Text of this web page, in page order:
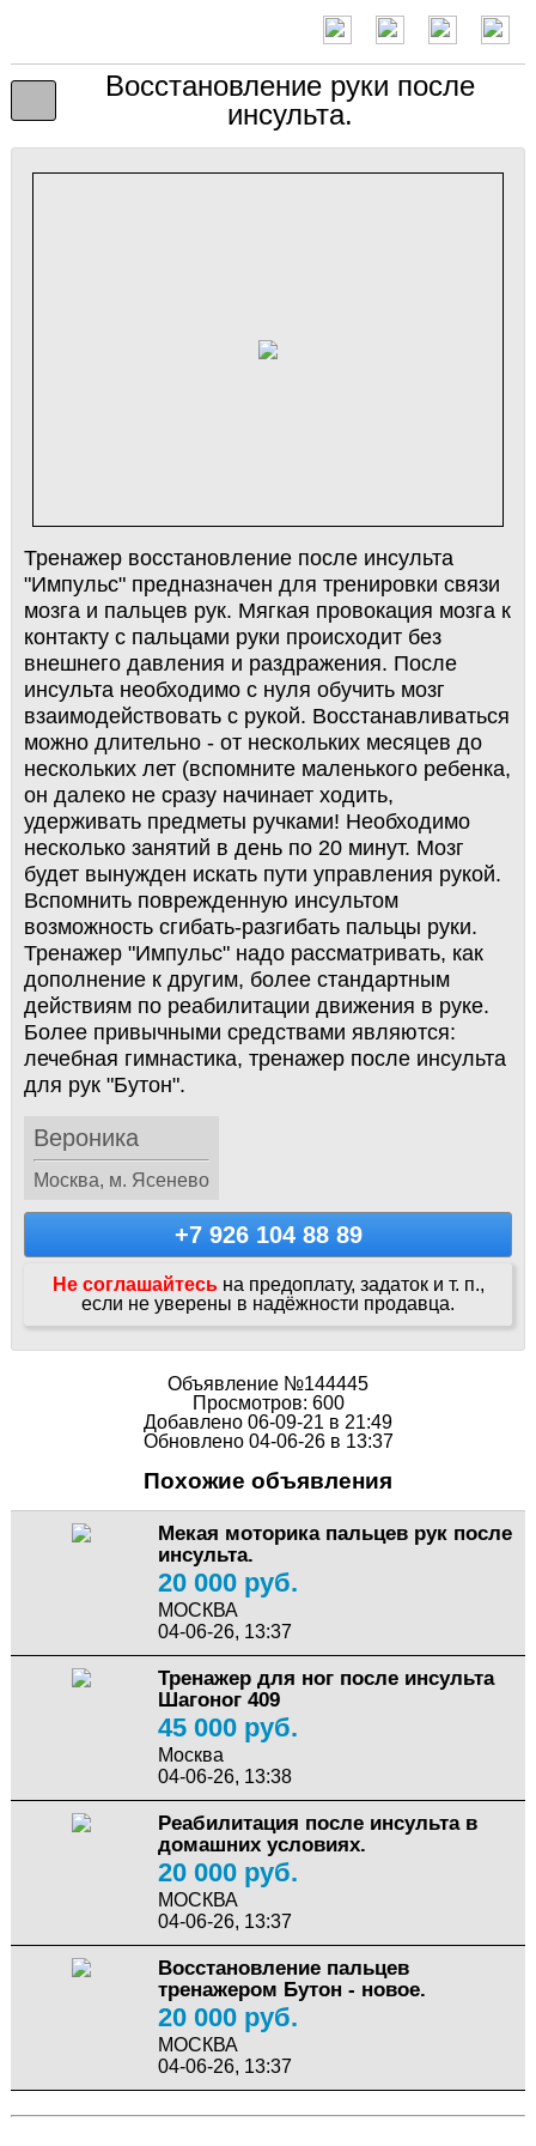
Восстановление руки после
инсульта.
Тренажер восстановление после инсульта
"Импульс" предназначен для тренировки связи
мозга и пальцев рук. Мягкая провокация мозга к
контакту с пальцами руки происходит без
внешнего давления и раздражения. После
инсульта необходимо с нуля обучить мозг
взаимодействовать с рукой. Восстанавливаться
можно длительно - от нескольких месяцев до
нескольких лет (вспомните маленького ребенка,
он далеко не сразу начинает ходить,
удерживать предметы ручками! Необходимо
несколько занятий в день по 20 минут. Мозг
будет вынужден искать пути управления рукой.
Вспомнить поврежденную инсультом
возможность сгибать-разгибать пальцы руки.
Тренажер "Импульс" надо рассматривать, как
дополнение к другим, более стандартным
действиям по реабилитации движения в руке.
Более привычными средствами являются:
лечебная гимнастика, тренажер после инсульта
для рук "Бутон".
Вероника
Москва, м. Ясенево
+7 926 104 88 89
Не соглашайтесь на предоплату, задаток и т. п.,
если не уверены в надёжности продавца.
Объявление №144445
Просмотров: 600
Добавлено 06-09-21 в 21:49
Обновлено 04-06-26 в 13:37
Похожие объявления
Мекая моторика пальцев рук после
инсульта.
20 000 руб.
МОСКВА
04-06-26, 13:37
Тренажер для ног после инсульта
Шагоног 409
45 000 руб.
Москва
04-06-26, 13:38
Реабилитация после инсульта в
домашних условиях.
20 000 руб.
МОСКВА
04-06-26, 13:37
Восстановление пальцев
тренажером Бутон - новое.
20 000 руб.
МОСКВА
04-06-26, 13:37